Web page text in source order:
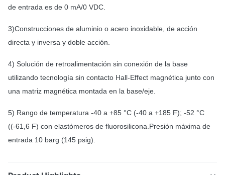
de entrada es de 0 mA/0 VDC.
3)Construcciones de aluminio o acero inoxidable, de acción
directa y inversa y doble acción.
4) Solución de retroalimentación sin conexión de la base
utilizando tecnología sin contacto Hall-Effect magnética junto con
una matriz magnética montada en la base/eje.
5) Rango de temperatura -40 a +85 °C (-40 a +185 F); -52 °C
((-61,6 F) con elastómeros de fluorosilicona.Presión máxima de
entrada 10 barg (145 psig).